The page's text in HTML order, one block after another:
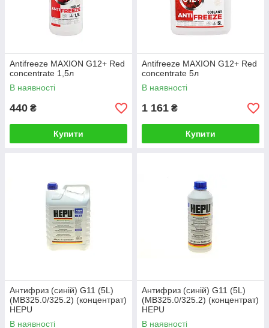
Antifreeze MAXION G12+ Red
concentrate 1,5л
В наявності
440 ₴
Купити
Antifreeze MAXION G12+ Red
concentrate 5л
В наявності
1 161 ₴
Купити
Антифриз (синій) G11 (5L)
(MB325.0/325.2) (концентрат)
HEPU
В наявності
Антифриз (синій) G11 (5L)
(MB325.0/325.2) (концентрат)
HEPU
В наявності